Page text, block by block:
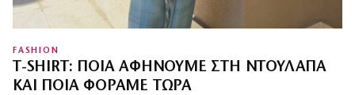
FASHION
T-SHIRT: ΠΟΙΑ ΑΦΉΝΟΥΜΕ ΣΤΗ ΝΤΟΥΛΆΠΑ
ΚΑΙ ΠΟΙΑ ΦΟΡΆΜΕ ΤΏΡΑ